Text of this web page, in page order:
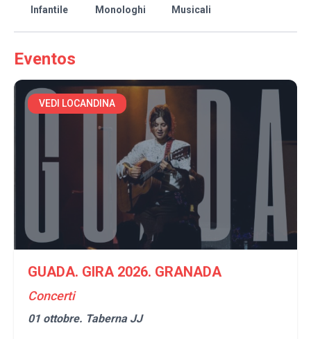
Infantile Monologhi Musicali
Eventos
VEDI LOCANDINA
GUADA. GIRA 2026. GRANADA
Concerti
01 ottobre. Taberna JJ